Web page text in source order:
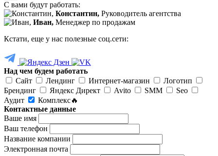
С вами будут работать:
Константин, Руководитель агентства
Иван, Менеджер по продажам
Кстати, еще у нас полезные соц.сети:
Над чем будем работать
Сайт
Лендинг Интернет-магазин
Логотип
Брендинг
Яндекс Директ Avito SMM
Seo
Аудит
Комплекс🔥
Контактные данные
Ваше имя
Ваш телефон
Название компании
Электронная почта